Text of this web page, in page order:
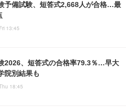
予備試験、短答式2,668人が合格…最
13:45
2026、短答式の合格率79.3％…早大
院別結果も
18:45